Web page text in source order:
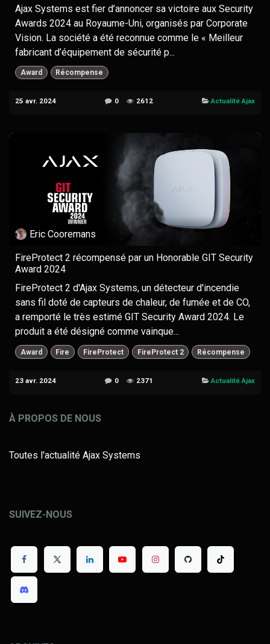
Ajax Systems est fier d’annoncer sa victoire aux Security
Awards 2024 au Royaume-Uni, organisés par Corporate
Vision. La société a été reconnue comme le « Meilleur
fabricant d’équipement de sécurité p...
Award Récompense
25 avr. 2024 0 2612 Actualité Ajax
Eric Cooremans
FireProtect 2 récompensé par un Honorable GIT Security
Award 2024
FireProtect 2 d'Ajax Systems, un détecteur d'incendie
sans fil doté de capteurs de chaleur, de fumée et de CO,
a remporté le très estimé GIT Security Award 2024. Le
produit a été désigné comme vainque...
Award Fire FireProtect FireProtect 2 Récompense
23 avr. 2024 0 2371 Actualité Ajax
À PROPOS DE NOUS
Toutes l'actualité Ajax Systems
SUIVEZ-NOUS